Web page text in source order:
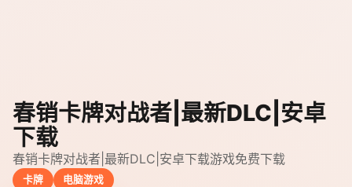
春销卡牌对战者|最新DLC|安卓
下载
春销卡牌对战者|最新DLC|安卓下载游戏免费下载
卡牌 电脑游戏